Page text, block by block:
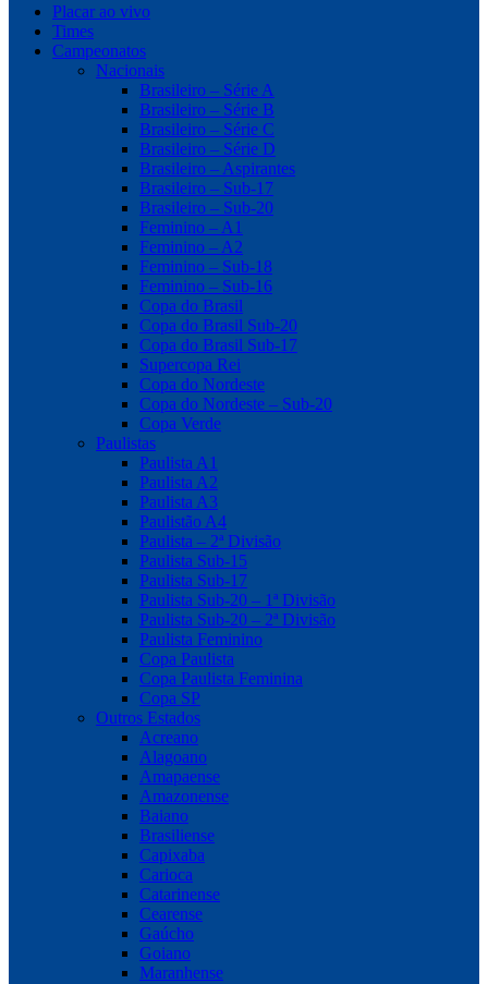
Placar ao vivo
Times
Campeonatos
Nacionais
Brasileiro – Série A
Brasileiro – Série B
Brasileiro – Série C
Brasileiro – Série D
Brasileiro – Aspirantes
Brasileiro – Sub-17
Brasileiro – Sub-20
Feminino – A1
Feminino – A2
Feminino – Sub-18
Feminino – Sub-16
Copa do Brasil
Copa do Brasil Sub-20
Copa do Brasil Sub-17
Supercopa Rei
Copa do Nordeste
Copa do Nordeste – Sub-20
Copa Verde
Paulistas
Paulista A1
Paulista A2
Paulista A3
Paulistão A4
Paulista – 2ª Divisão
Paulista Sub-15
Paulista Sub-17
Paulista Sub-20 – 1ª Divisão
Paulista Sub-20 – 2ª Divisão
Paulista Feminino
Copa Paulista
Copa Paulista Feminina
Copa SP
Outros Estados
Acreano
Alagoano
Amapaense
Amazonense
Baiano
Brasiliense
Capixaba
Carioca
Catarinense
Cearense
Gaúcho
Goiano
Maranhense